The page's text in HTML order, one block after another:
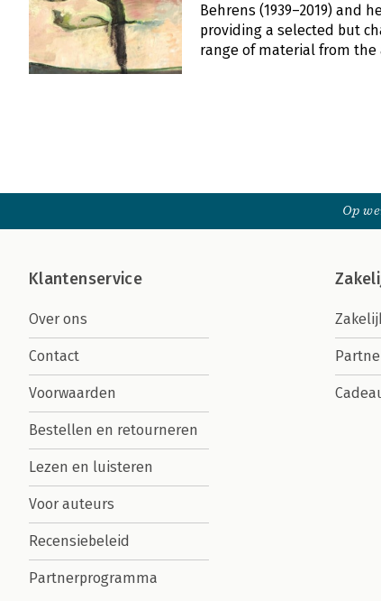
Behrens (1939–2019) and
providing a selected but
range of material from the
Op
Klantenservice
Over ons
Contact
Voorwaarden
Bestellen en retourneren
Lezen en luisteren
Voor auteurs
Recensiebeleid
Partnerprogramma